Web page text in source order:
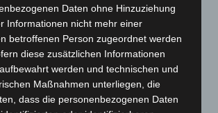
1.887
1.269
Daten ohne Hinzuziehung
Informationen nicht mehr einer
betroffenen Person zugeordnet werden
diese zusätzlichen Informationen
werden und technischen und
Maßnahmen unterliegen, die
dass die personenbezogenen Daten